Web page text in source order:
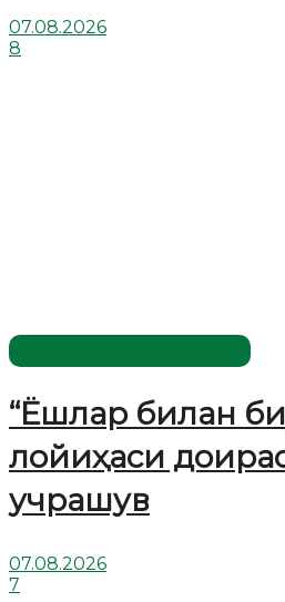
07.08.2026
8
“Ёшлар билан
лойиҳаси
учрашув
07.08.2026
7